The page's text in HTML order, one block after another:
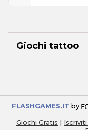
Giochi tattoo
FLASHGAMES.IT by
Giochi Gratis |